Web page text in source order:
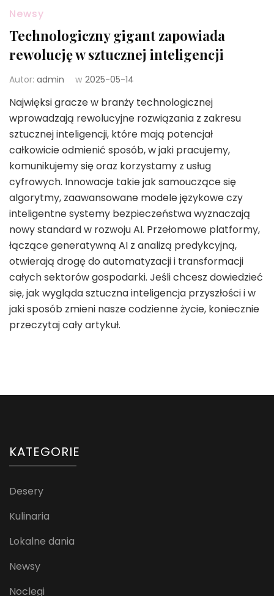
Newsy
Technologiczny gigant zapowiada
rewolucję w sztucznej inteligencji
Autor: admin w 2025-05-14
Najwięksi gracze w branży technologicznej
wprowadzają rewolucyjne rozwiązania z zakresu
sztucznej inteligencji, które mają potencjał
całkowicie odmienić sposób, w jaki pracujemy,
komunikujemy się oraz korzystamy z usług
cyfrowych. Innowacje takie jak samouczące się
algorytmy, zaawansowane modele językowe czy
inteligentne systemy bezpieczeństwa wyznaczają
nowy standard w rozwoju AI. Przełomowe platformy,
łączące generatywną AI z analizą predykcyjną,
otwierają drogę do automatyzacji i transformacji
całych sektorów gospodarki. Jeśli chcesz dowiedzieć
się, jak wygląda sztuczna inteligencja przyszłości i w
jaki sposób zmieni nasze codzienne życie, koniecznie
przeczytaj cały artykuł.
KATEGORIE
Desery
Kulinaria
Lokalne dania
Newsy
Noclegi